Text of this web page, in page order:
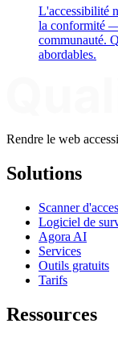
L'accessibilité
la conformité
communauté.
abordables.
Rendre le web
Solutions
Scanner
Logiciel de
Agora AI
Services
Outils gratuits
Tarifs
Ressources